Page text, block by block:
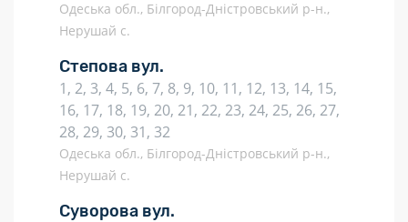
Одеська обл., Білгород-Дністровський р-н.,
Нерушай с.
Степова вул.
1, 2, 3, 4, 5, 6, 7, 8, 9, 10, 11, 12, 13, 14, 15,
16, 17, 18, 19, 20, 21, 22, 23, 24, 25, 26, 27,
28, 29, 30, 31, 32
Одеська обл., Білгород-Дністровський р-н.,
Нерушай с.
Суворова вул.